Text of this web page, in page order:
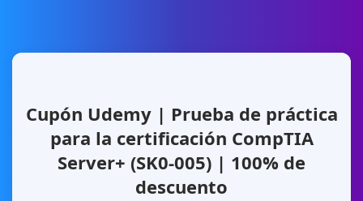
Cupón Udemy | Prueba de práctica
para la certificación CompTIA
Server+ (SK0-005) | 100% de
descuento